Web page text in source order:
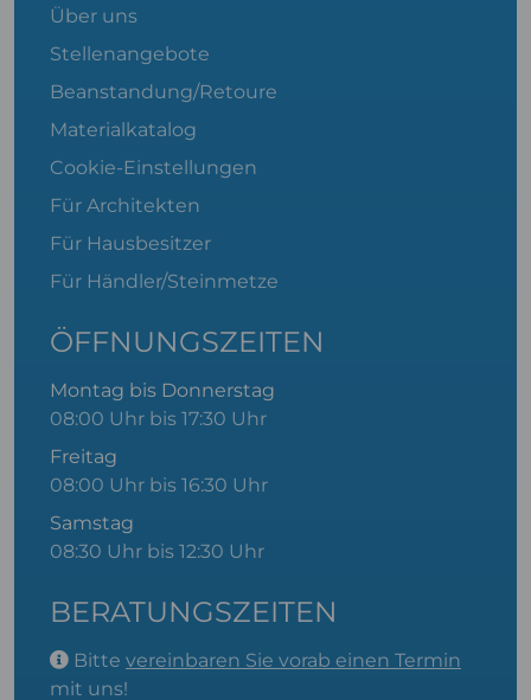
Über uns
Stellenangebote
Beanstandung/Retoure
Materialkatalog
Cookie-Einstellungen
Für Architekten
Für Hausbesitzer
Für Händler/Steinmetze
ÖFFNUNGSZEITEN
Montag bis Donnerstag
08:00 Uhr bis 17:30 Uhr
Freitag
08:00 Uhr bis 16:30 Uhr
Samstag
08:30 Uhr bis 12:30 Uhr
BERATUNGSZEITEN
Bitte vereinbaren Sie vorab einen Termin
mit uns!